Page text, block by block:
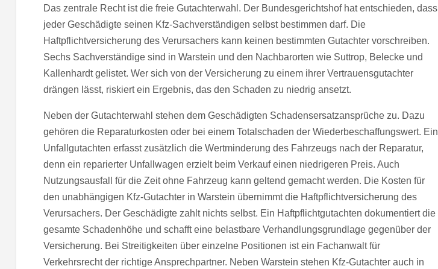
Das zentrale Recht ist die freie Gutachterwahl. Der Bundesgerichtshof hat entschieden, dass
jeder Geschädigte seinen Kfz-Sachverständigen selbst bestimmen darf. Die
Haftpflichtversicherung des Verursachers kann keinen bestimmten Gutachter vorschreiben.
Sechs Sachverständige sind in Warstein und den Nachbarorten wie Suttrop, Belecke und
Kallenhardt gelistet. Wer sich von der Versicherung zu einem ihrer Vertrauensgutachter
drängen lässt, riskiert ein Ergebnis, das den Schaden zu niedrig ansetzt.
Neben der Gutachterwahl stehen dem Geschädigten Schadensersatzansprüche zu. Dazu
gehören die Reparaturkosten oder bei einem Totalschaden der Wiederbeschaffungswert. Ein
Unfallgutachten erfasst zusätzlich die Wertminderung des Fahrzeugs nach der Reparatur,
denn ein reparierter Unfallwagen erzielt beim Verkauf einen niedrigeren Preis. Auch
Nutzungsausfall für die Zeit ohne Fahrzeug kann geltend gemacht werden. Die Kosten für
den unabhängigen Kfz-Gutachter in Warstein übernimmt die Haftpflichtversicherung des
Verursachers. Der Geschädigte zahlt nichts selbst. Ein Haftpflichtgutachten dokumentiert die
gesamte Schadenhöhe und schafft eine belastbare Verhandlungsgrundlage gegenüber der
Versicherung. Bei Streitigkeiten über einzelne Positionen ist ein Fachanwalt für
Verkehrsrecht der richtige Ansprechpartner. Neben Warstein stehen Kfz-Gutachter auch in